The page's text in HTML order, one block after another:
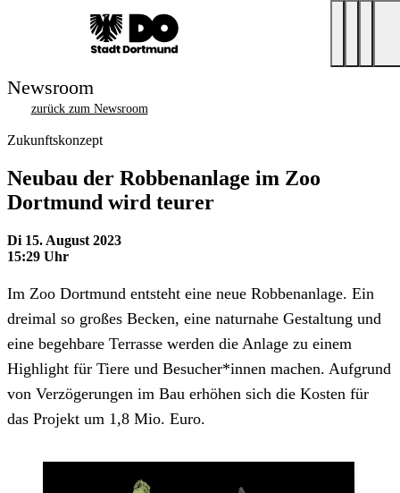
Newsroom
zurück zum Newsroom
Zukunftskonzept
Neubau der Robbenanlage im Zoo
Dortmund wird teurer
Di 15. August 2023
15:29 Uhr
Im Zoo Dortmund entsteht eine neue Robbenanlage. Ein
dreimal so großes Becken, eine naturnahe Gestaltung und
eine begehbare Terrasse werden die Anlage zu einem
Highlight für Tiere und Besucher*innen machen. Aufgrund
von Verzögerungen im Bau erhöhen sich die Kosten für
das Projekt um 1,8 Mio. Euro.